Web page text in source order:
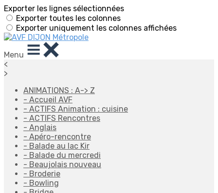
Exporter les lignes sélectionnées
Exporter toutes les colonnes
Exporter uniquement les colonnes affichées
Menu
<
>
ANIMATIONS : A-> Z
- Accueil AVF
- ACTIFS Animation : cuisine
- ACTIFS Rencontres
- Anglais
- Apéro-rencontre
- Balade au lac Kir
- Balade du mercredi
- Beaujolais nouveau
- Broderie
- Bowling